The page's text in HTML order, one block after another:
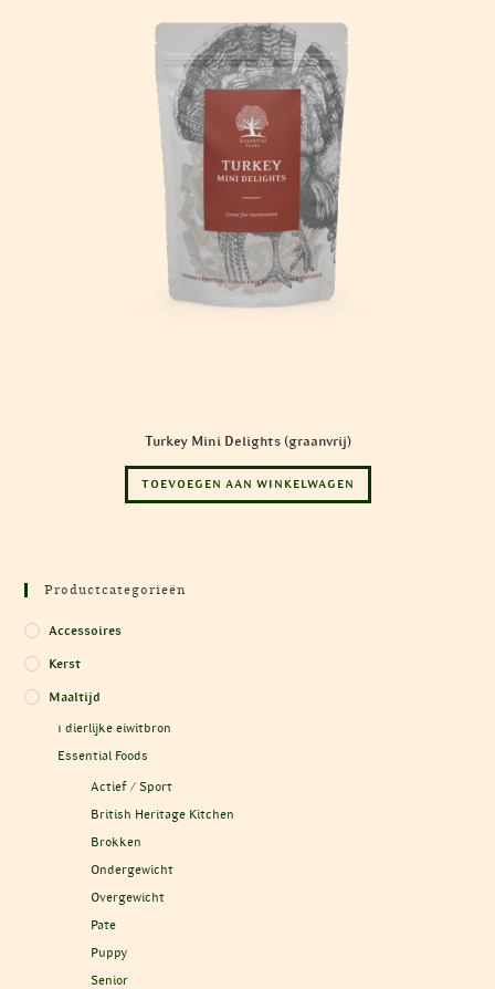
Turkey Mini Delights (graanvrij)
TOEVOEGEN AAN WINKELWAGEN
Productcategorieën
Accessoires
Kerst
Maaltijd
1 dierlijke eiwitbron
Essential Foods
Actief / Sport
British Heritage Kitchen
Brokken
Ondergewicht
Overgewicht
Pate
Puppy
Senior